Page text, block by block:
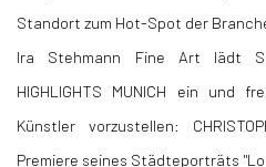
Standort zum Hot-Spot der
Ira Stehmann Fine Art lädt
HIGHLIGHTS MUNICH ein und
Künstler vorzustellen:
Premiere seines Städteporträts